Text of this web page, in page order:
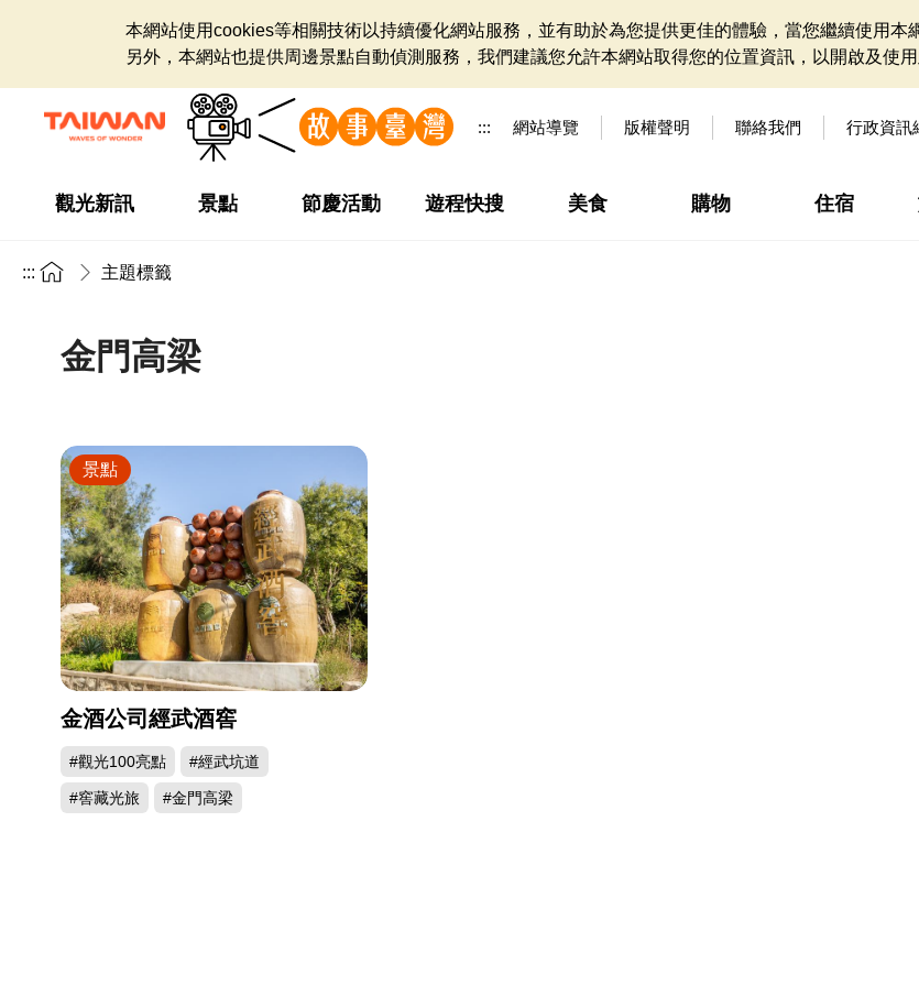
本網站使用cookies等相關技術以持續優化網站服務，並有助於為您提供更佳的體驗，當您繼續使用本
另外，本網站也提供周邊景點自動偵測服務，我們建議您允許本網站取得您的位置資訊，以開啟及使用
::: 網站導覽 版權聲明 聯絡我們 行政資訊
觀光新訊 景點 節慶活動 遊程快搜 美食 購物 住宿
::: 主題標籤
金門高梁
金酒公司經武酒窖
#觀光100亮點 #經武坑道
#窖藏光旅 #金門高梁
景點